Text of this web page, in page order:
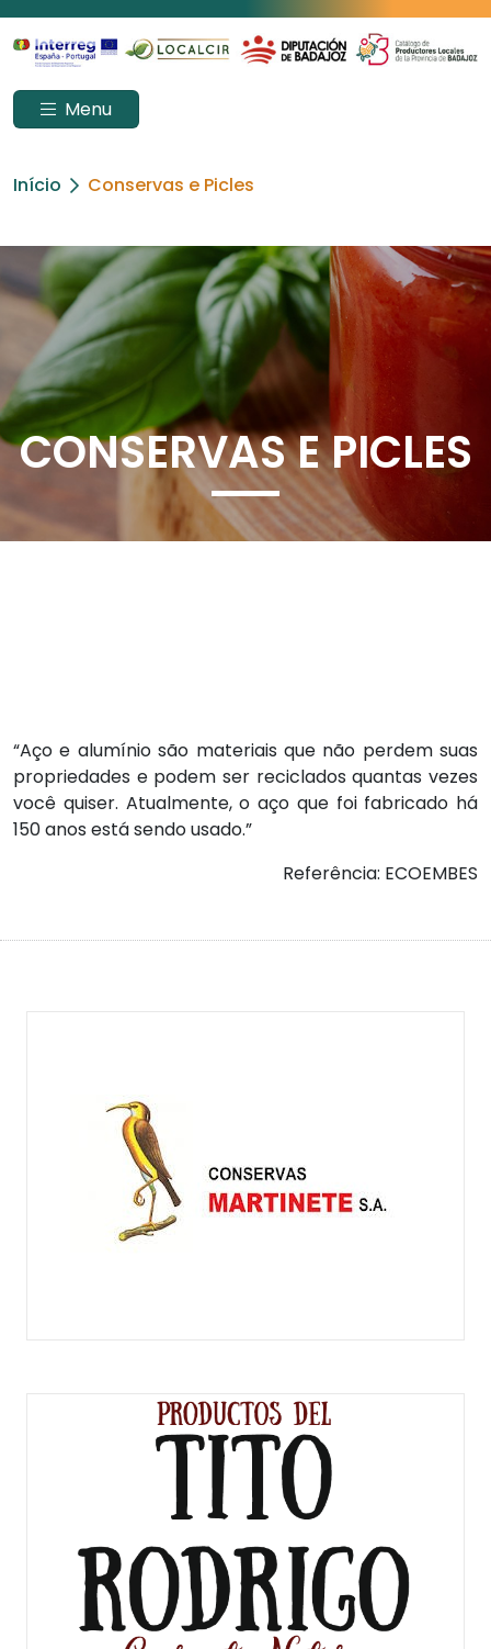
Menu
Início Conservas e Picles
CONSERVAS E PICLES
“Aço e alumínio são materiais que não perdem suas
propriedades e podem ser reciclados quantas vezes
você quiser. Atualmente, o aço que foi fabricado há
150 anos está sendo usado.”
Referência: ECOEMBES
CONSERVAS MARTINETE